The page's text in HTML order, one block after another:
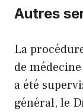
Autres
La
de
a été
général, le